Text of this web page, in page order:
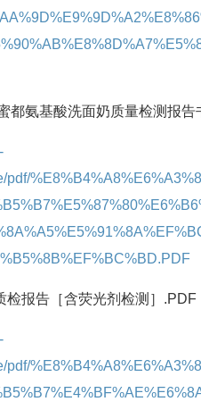
都氨基酸洗面奶质量检测报告
pdf/
检报告［含荧光剂检测］.PDF
pdf/